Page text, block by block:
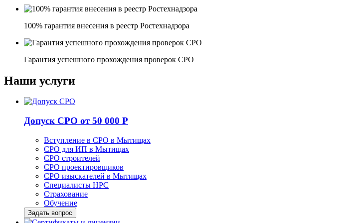
100% гарантия внесения в реестр Ростехнадзора
Гарантия успешного прохождения проверок СРО
Наши услуги
Допуск СРО от 50 000 Р
Вступление в СРО в Мытищах
СРО для ИП в Мытищах
СРО строителей
СРО проектировщиков
СРО изыскателей в Мытищах
Специалисты НРС
Страхование
Обучение
Задать вопрос